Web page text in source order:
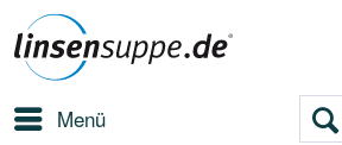
Menü